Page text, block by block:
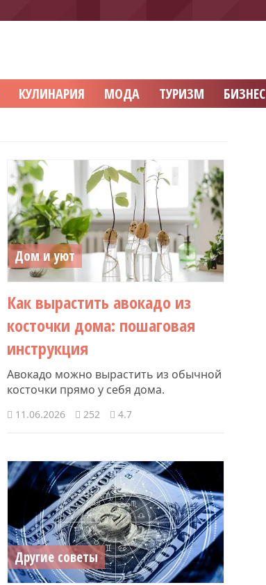
КУЛИНАРИЯ МОДА ТУРИЗМ БИЗНЕС
Дом и уют
Как вырастить авокадо из
косточки дома: пошаговая
инструкция
Авокадо можно вырастить из обычной
косточки прямо у себя дома.
11.06.2026 252 4.7
Другие советы